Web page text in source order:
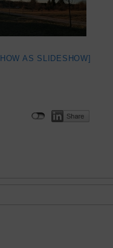
AS SLIDESHOW]